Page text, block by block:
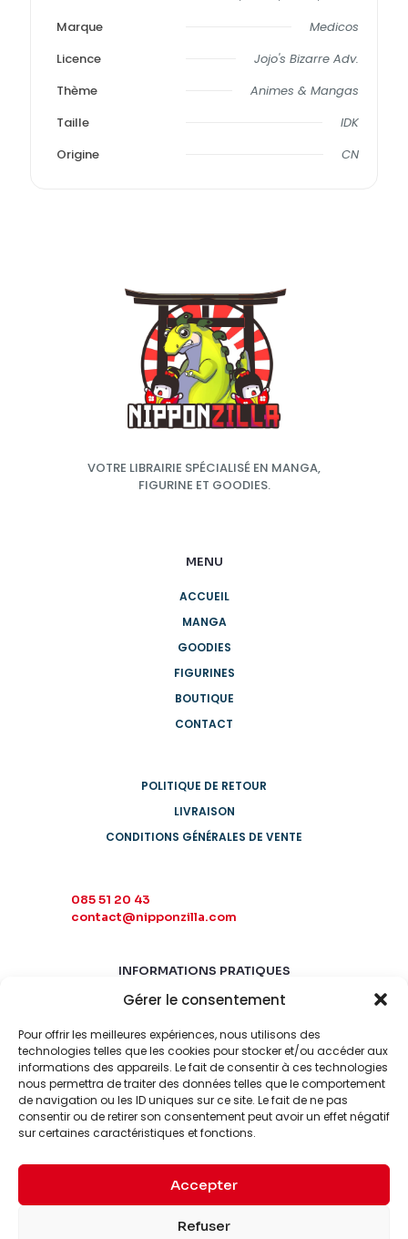
Gérer le consentement
Pour offrir les meilleures expériences, nous utilisons des
technologies telles que les cookies pour stocker et/ou accéder aux
informations des appareils. Le fait de consentir à ces technologies
nous permettra de traiter des données telles que le comportement
de navigation ou les ID uniques sur ce site. Le fait de ne pas
consentir ou de retirer son consentement peut avoir un effet négatif
sur certaines caractéristiques et fonctions.
Accepter
Refuser
Marque
Medicos
Licence
Jojo's Bizarre Adv.
Thème
Animes & Mangas
Taille
IDK
Origine
CN
VOTRE LIBRAIRIE SPÉCIALISÉ EN MANGA,
FIGURINE ET GOODIES.
MENU
ACCUEIL
MANGA
GOODIES
FIGURINES
BOUTIQUE
CONTACT
POLITIQUE DE RETOUR
LIVRAISON
CONDITIONS GÉNÉRALES DE VENTE
085 51 20 43
contact@nipponzilla.com
INFORMATIONS PRATIQUES
MARDI-SAMEDI
LUNDI-DIMANCHE
FERMÉ
© 2026 Nipponzilla. Tous
Mentions